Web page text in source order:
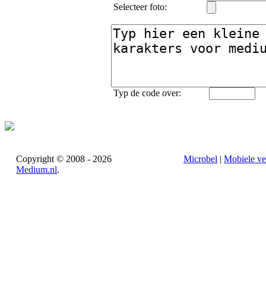
Selecteer foto:
Typ de code over:
Copyright © 2008 - 2026
Medium.nl.
Microbel | Mobiele